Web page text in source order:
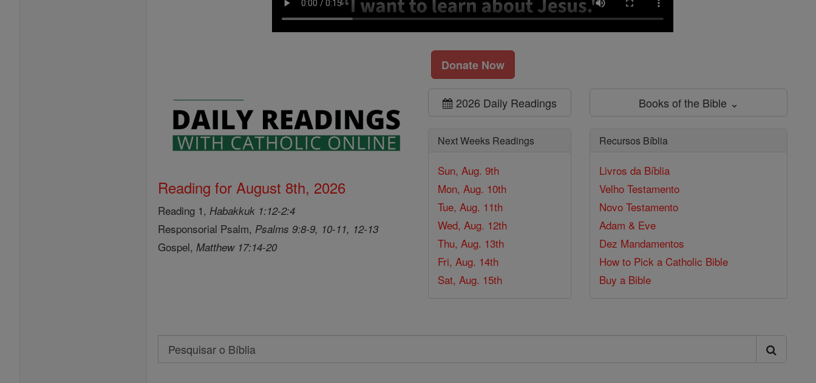
Donate Now
Reading for August 8th, 2026
Reading 1, Habakkuk 1:12-2:4
Responsorial Psalm, Psalms 9:8-9, 10-11, 12-13
Gospel,Matthew 17:14-20
2026 Daily Readings
Next Weeks Readings
Sun, Aug. 9th
Mon, Aug. 10th
Tue, Aug. 11th
Wed, Aug. 12th
Thu, Aug. 13th
Fri, Aug. 14th
Sat, Aug. 15th
Books of the Bible ⌄
Recursos Bíblia
Livros da Bíblia
Velho Testamento
Novo Testamento
Adam & Eve
Dez Mandamentos
How to Pick a Catholic Bible
Buy a Bible
Search
Pesquisar